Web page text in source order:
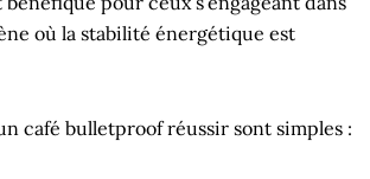
où la stabilité énergétique est
café bulletproof réussir sont simples :